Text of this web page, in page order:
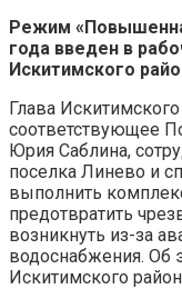
Режим
года введен в
Искитимского
Глава
соответствующее
Юрия Саблина,
поселка Линево и
выполнить
предотвратить
возникнуть из-за
водоснабжения. Об
Искитимского